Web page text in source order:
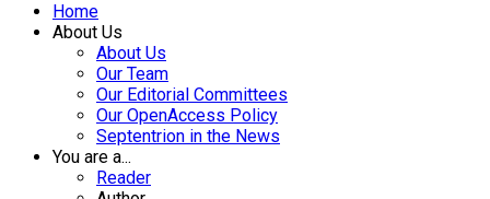
Home
About Us
About Us
Our Team
Our Editorial Committees
Our OpenAccess Policy
Septentrion in the News
You are a...
Reader